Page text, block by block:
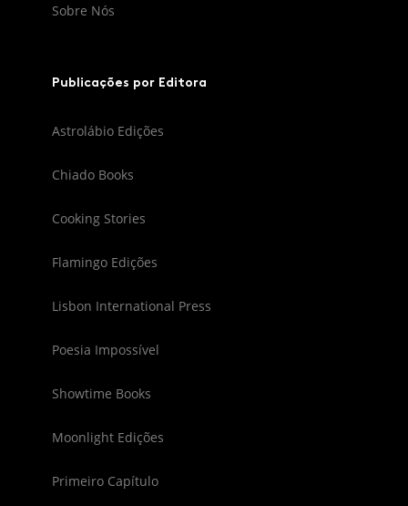
Sobre Nós
Publicações por Editora
Astrolábio Edições
Chiado Books
Cooking Stories
Flamingo Edições
Lisbon International Press
Poesia Impossível
Showtime Books
Moonlight Edições
Primeiro Capítulo